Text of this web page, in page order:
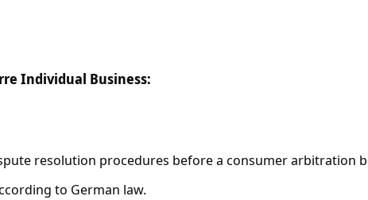
Individual Business:
resolution procedures before a consumer arbitration
to German law.